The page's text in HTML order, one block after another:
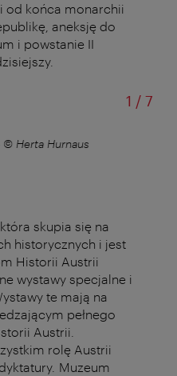
od końca monarchii
aneksję do
i powstanie II
1 /od
7
© Herta Hurnaus
skupia się na
historycznych i jest
Historii Austrii
wystawy specjalne i
te mają na
pełnego
Austrii.
rolę Austrii
Muzeum